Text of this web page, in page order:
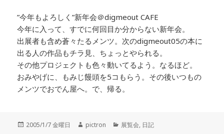
”今年もよろしく”新年会＠digmeout CAFE
今年に入って、すでに何回目か分からない新年会。
出展者も含め蒼々たるメンツ。次のdigmeout05の本に
出る人の作品もチラ見、ちょっとやられる。
その他プロジェクトも色々動いてるよう。なるほど。
おみやげに、もみじ饅頭を5コもらう。その後いつもの
メンツでおでん屋へ。で、帰る。
投
2005/1/7 金曜日
作
pictron
カ
展覧会, 日記